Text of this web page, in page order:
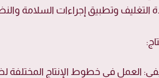
التغليف وتطبيق إجراءات السلامة
العمل في خطوط الإنتاج المختلفة